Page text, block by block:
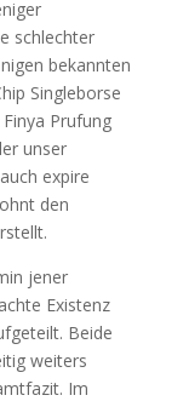
schlechter
bekannten
Singleborse
Prufung
unser
expire
den
jener
Existenz
Beide
weiters
Im